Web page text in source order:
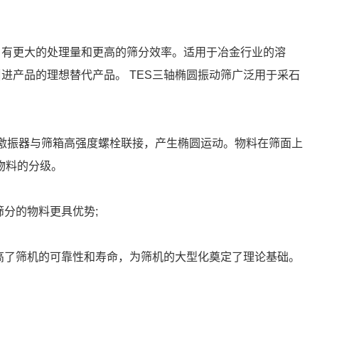
更大的处理量和更高的筛分效率。适用于冶金行业的溶
产品的理想替代产品。 TES三轴椭圆振动筛广泛用于采石
器与筛箱高强度螺栓联接，产生椭圆运动。物料在筛面上
的分级。
的物料更具优势;
筛机的可靠性和寿命，为筛机的大型化奠定了理论基础。